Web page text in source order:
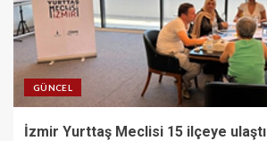
GÜNCEL
İzmir Yurttaş Meclisi 15 ilçeye ulaştı